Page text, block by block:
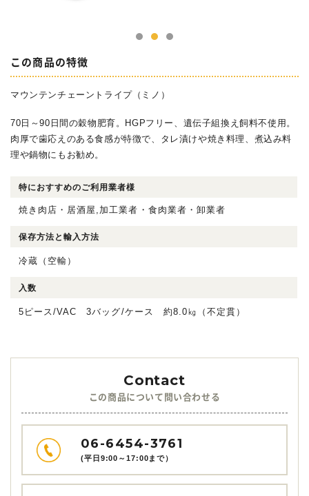
この商品の特徴
マウンテンチェーントライプ（ミノ）
70日～90日間の穀物肥育。HGPフリー、遺伝子組換え飼料不使用。
肉厚で歯応えのある食感が特徴で、タレ漬けや焼き料理、煮込み料
理や鍋物にもお勧め。
特におすすめのご利用業者様
焼き肉店・居酒屋,加工業者・食肉業者・卸業者
保存方法と輸入方法
冷蔵（空輸）
入数
5ピース/VAC 3バッグ/ケース 約8.0㎏（不定貫）
この商品について問い合わせる
06-6454-3761
(平日9:00～17:00まで）